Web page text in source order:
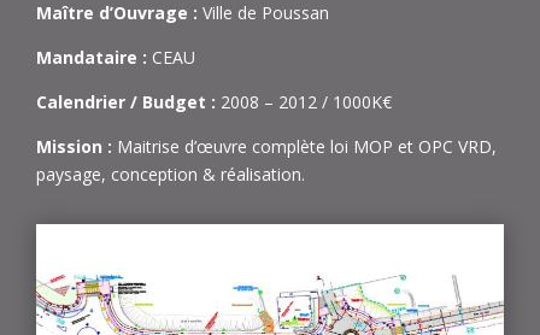
Maître d’Ouvrage : Ville de Poussan
Mandataire : CEAU
Calendrier / Budget : 2008 – 2012 / 1000K€
Mission : Maitrise d’œuvre complète loi MOP et OPC VRD,
paysage, conception & réalisation.